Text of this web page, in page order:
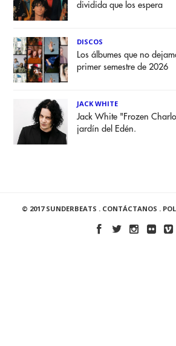
dividida que los espera
DISCOS
Los álbumes que no
primer semestre de 2026
JACK WHITE
Jack White "Frozen
jardín del Edén.
© 2017 SUNDERBEATS . CONTÁCTANOS .